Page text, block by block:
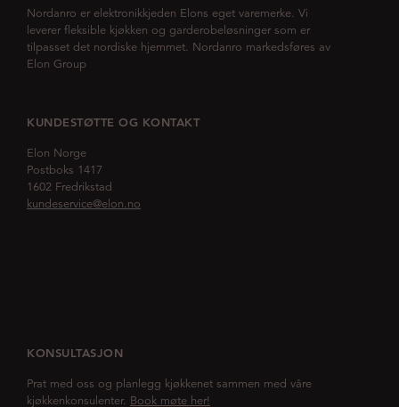
Nordanro er elektronikkjeden Elons eget varemerke. Vi
leverer fleksible kjøkken og garderobeløsninger som er
tilpasset det nordiske hjemmet. Nordanro markedsføres av
Elon Group
KUNDESTØTTE OG KONTAKT
Elon Norge
Postboks 1417
1602 Fredrikstad
kundeservice@elon.no
KONSULTASJON
Prat med oss og planlegg kjøkkenet sammen med våre
kjøkkenkonsulenter. Book møte her!